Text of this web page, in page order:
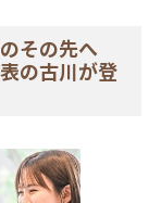
その先へ
の古川が登